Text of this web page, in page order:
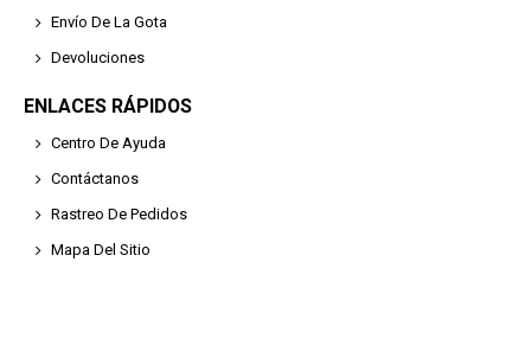
Envío De La Gota
Devoluciones
ENLACES RÁPIDOS
Centro De Ayuda
Contáctanos
Rastreo De Pedidos
Mapa Del Sitio